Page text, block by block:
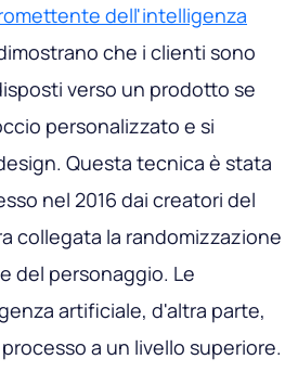
dell'intelligenza
che i clienti sono
verso un prodotto se
personalizzato e si
Questa tecnica è stata
nel 2016 dai creatori del
collegata la randomizzazione
del personaggio. Le
artificiale, d'altra parte,
a un livello superiore.